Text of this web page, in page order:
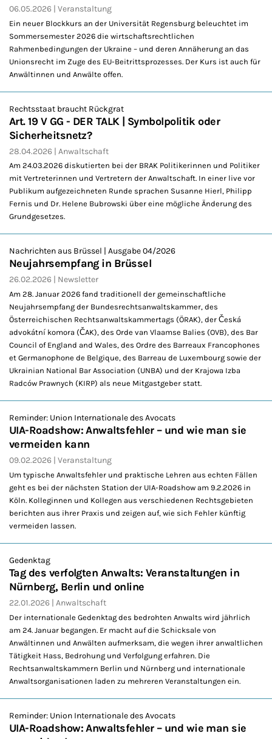
06.05.2026 Veranstaltung
Ein neuer Blockkurs an der Universität Regensburg beleuchtet im
Sommersemester 2026 die wirtschaftsrechtlichen
Rahmenbedingungen der Ukraine – und deren Annäherung an das
Unionsrecht im Zuge des EU-Beitrittsprozesses. Der Kurs ist auch für
Anwältinnen und Anwälte offen.
Rechtsstaat braucht Rückgrat
Art. 19 V GG - DER TALK | Symbolpolitik oder
Sicherheitsnetz?
28.04.2026 Anwaltschaft
Am 24.03.2026 diskutierten bei der BRAK Politikerinnen und Politiker
mit Vertreterinnen und Vertretern der Anwaltschaft. In einer live vor
Publikum aufgezeichneten Runde sprachen Susanne Hierl, Philipp
Fernis und Dr. Helene Bubrowski über eine mögliche Änderung des
Grundgesetzes.
Nachrichten aus Brüssel | Ausgabe 04/2026
Neujahrsempfang in Brüssel
26.02.2026 Newsletter
Am 28. Januar 2026 fand traditionell der gemeinschaftliche
Neujahrsempfang der Bundesrechtsanwaltskammer, des
Österreichischen Rechtsanwaltskammertags (ÖRAK), der Česká
advokátní komora (ČAK), des Orde van Vlaamse Balies (OVB), des Bar
Council of England and Wales, des Ordre des Barreaux Francophones
et Germanophone de Belgique, des Barreau de Luxembourg sowie der
Ukrainian National Bar Association (UNBA) und der Krajowa Izba
Radców Prawnych (KIRP) als neue Mitgastgeber statt.
Reminder: Union Internationale des Avocats
UIA-Roadshow: Anwaltsfehler – und wie man sie
vermeiden kann
09.02.2026 Veranstaltung
Um typische Anwaltsfehler und praktische Lehren aus echten Fällen
geht es bei der nächsten Station der UIA-Roadshow am 9.2.2026 in
Köln. Kolleginnen und Kollegen aus verschiedenen Rechtsgebieten
berichten aus ihrer Praxis und zeigen auf, wie sich Fehler künftig
vermeiden lassen.
Gedenktag
Tag des verfolgten Anwalts: Veranstaltungen in
Nürnberg, Berlin und online
22.01.2026 Anwaltschaft
Der internationale Gedenktag des bedrohten Anwalts wird jährlich
am 24. Januar begangen. Er macht auf die Schicksale von
Anwältinnen und Anwälten aufmerksam, die wegen ihrer anwaltlichen
Tätigkeit Hass, Bedrohung und Verfolgung erfahren. Die
Rechtsanwaltskammern Berlin und Nürnberg und internationale
Anwaltsorganisationen laden zu mehreren Veranstaltungen ein.
Reminder: Union Internationale des Avocats
UIA-Roadshow: Anwaltsfehler – und wie man sie